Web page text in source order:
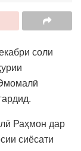
соли
Раҳмон дар
сиёсати